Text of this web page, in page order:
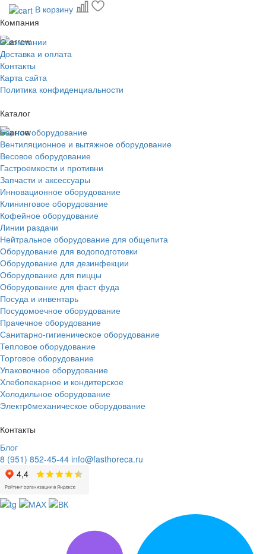
В корзину
Компания
О компании
Доставка и оплата
Контакты
Карта сайта
Политика конфиденциальности
Каталог
Барное оборудование
Вентиляционное и вытяжное оборудование
Весовое оборудование
Гастроемкости и противни
Запчасти и аксессуары
Инновационное оборудование
Клининговое оборудование
Кофейное оборудование
Линии раздачи
Нейтральное оборудование для общепита
Оборудование для водоподготовки
Оборудование для дезинфекции
Оборудование для пиццы
Оборудование для фаст фуда
Посуда и инвентарь
Посудомоечное оборудование
Прачечное оборудование
Санитарно-гигиеническое оборудование
Тепловое оборудование
Торговое оборудование
Упаковочное оборудование
Хлебопекарное и кондитерское
Холодильное оборудование
Электрoмеханическое оборудование
Контакты
Блог
8 (951) 852-45-44 info@fasthoreca.ru